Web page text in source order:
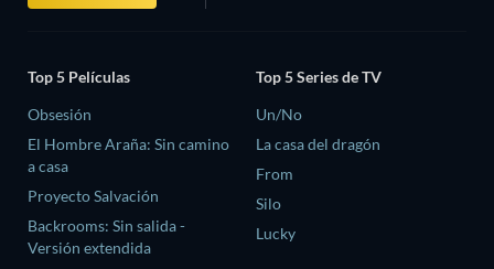
Top 5 Películas
Obsesión
El Hombre Araña: Sin camino
a casa
Proyecto Salvación
Backrooms: Sin salida -
Versión extendida
Top 5 Series de TV
Un/No
La casa del dragón
From
Silo
Lucky